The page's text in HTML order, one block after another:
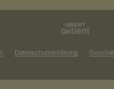
Datenschutzerklärung